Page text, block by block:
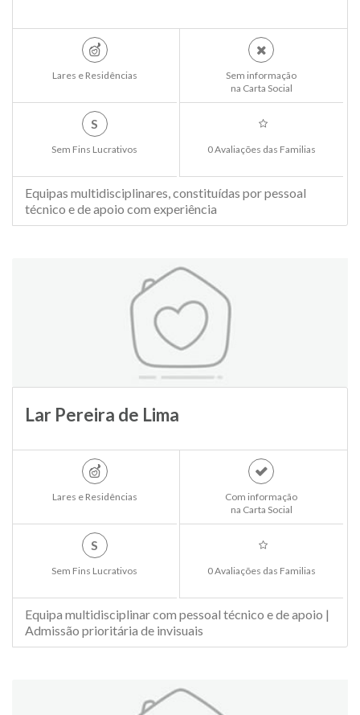
Lares e Residências
Sem informação
na Carta Social
S
Sem Fins Lucrativos 0 Avaliações das Familias
Equipas multidisciplinares, constituídas por pessoal
técnico e de apoio com experiência
Lar Pereira de Lima
Lares e Residências
Com informação
na Carta Social
S
Sem Fins Lucrativos 0 Avaliações das Familias
Equipa multidisciplinar com pessoal técnico e de apoio |
Admissão prioritária de invisuais